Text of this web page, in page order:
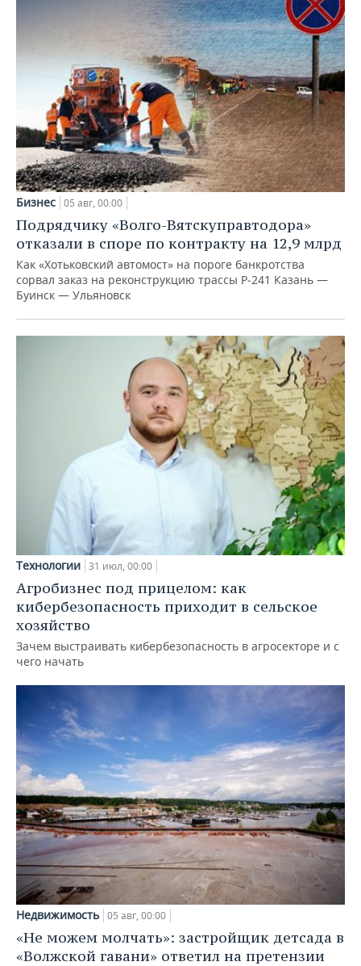
Бизнес 05 авг, 00:00
Подрядчику «Волго-Вятскуправтодора»
отказали в споре по контракту на 12,9 млрд
Как «Хотьковский автомост» на пороге банкротства
сорвал заказ на реконструкцию трассы Р‑241 Казань —
Буинск — Ульяновск
Технологии 31 июл, 00:00
Агробизнес под прицелом: как
кибербезопасность приходит в сельское
хозяйство
Зачем выстраивать кибербезопасность в агросекторе и с
чего начать
Недвижимость 05 авг, 00:00
«Не можем молчать»: застройщик детсада в
«Волжской гавани» ответил на претензии